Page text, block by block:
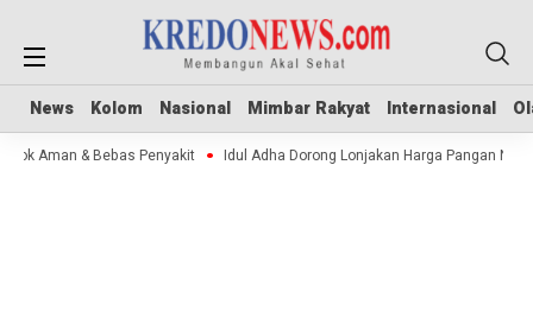
News Kolom Nasional Mimbar Rakyat Internasional
News Kolom Nasional Mimbar Rakyat Internasional
Aman & Bebas Penyakit Idul Adha Dorong Lonjakan Harga Pangan